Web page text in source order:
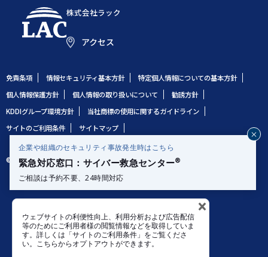
企業や組織のセキュリティ事故発生時はこちら
緊急対応窓口：サイバー救急センター®
ご相談は予約不要、24時間対応
電話で相談する
0120-362-119
メールで相談する
ウェブサイトの利便性向上、利用分析および広告配信
等のためにご利用者様の閲覧情報などを取得していま
す。詳しくは「サイトのご利用条件」をご覧くださ
い。こちらからオプトアウトができます。
株式会社ラック
アクセス
免責条項 情報セキュリティ基本方針
特定個人情報についての基本方針
個人情報保護方針
個人情報の取り扱いについて
勧誘方針
KDDIグループ環境方針
当社商標の使用に関するガイドライン
サイトのご利用条件
サイトマップ
© 1995 LAC Co., Ltd.